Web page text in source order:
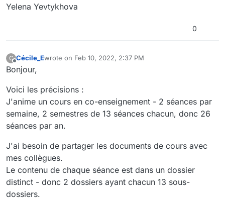
Yelena Yevtykhova
0
C
Offline
Cécile_Ewrote on Feb 10, 2022, 2:37 PM
last edited by
Bonjour,
Voici les précisions :
J'anime un cours en co-enseignement - 2 séances par
semaine, 2 semestres de 13 séances chacun, donc 26
séances par an.
J'ai besoin de partager les documents de cours avec
mes collègues.
Le contenu de chaque séance est dans un dossier
distinct - donc 2 dossiers ayant chacun 13 sous-
dossiers.